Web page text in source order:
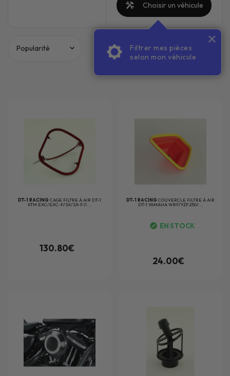
Choisir un véhicule
Filtrer mes pièces
selon mon véhicule
PACKS
DT-1 RACING CAGE FILTRE À AIR DT-1
KTM EXC/EXC-F/SX/SX-F (1...
130.80€
DT-1 RACINGCOUVERCLE FILTRE À AIR
DT-1 YAMAHA WRF/YZF 250/...
EN STOCK
24.00€